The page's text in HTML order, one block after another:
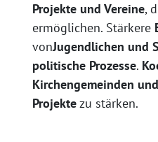
Projekte und Vereine,
ermöglichen. Stärkere
vonJugendlichen und
politische Prozesse.
Kirchengemeinden
Projektezu stärken.